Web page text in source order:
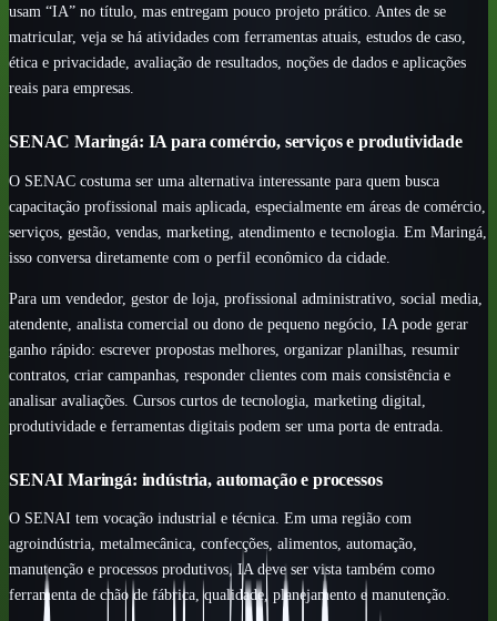
usam “IA” no título, mas entregam pouco projeto prático. Antes de se
matricular, veja se há atividades com ferramentas atuais, estudos de caso,
ética e privacidade, avaliação de resultados, noções de dados e aplicações
reais para empresas.
SENAC Maringá: IA para comércio, serviços e produtividade
O SENAC costuma ser uma alternativa interessante para quem busca
capacitação profissional mais aplicada, especialmente em áreas de comércio,
serviços, gestão, vendas, marketing, atendimento e tecnologia. Em Maringá,
isso conversa diretamente com o perfil econômico da cidade.
Para um vendedor, gestor de loja, profissional administrativo, social media,
atendente, analista comercial ou dono de pequeno negócio, IA pode gerar
ganho rápido: escrever propostas melhores, organizar planilhas, resumir
contratos, criar campanhas, responder clientes com mais consistência e
analisar avaliações. Cursos curtos de tecnologia, marketing digital,
produtividade e ferramentas digitais podem ser uma porta de entrada.
SENAI Maringá: indústria, automação e processos
O SENAI tem vocação industrial e técnica. Em uma região com
agroindústria, metalmecânica, confecções, alimentos, automação,
manutenção e processos produtivos, IA deve ser vista também como
ferramenta de chão de fábrica, qualidade, planejamento e manutenção.